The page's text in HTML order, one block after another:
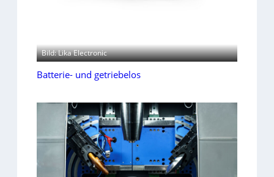
Bild: Lika Electronic
Batterie- und getriebelos